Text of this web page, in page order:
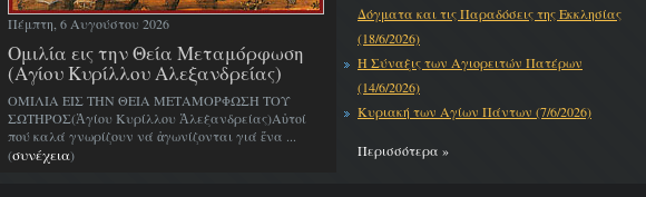
Πέμπτη, 6 Αυγούστου 2026
Ομιλία εις την Θεία Μεταμόρφωση
(Αγίου Κυρίλλου Αλεξανδρείας)
ΟΜΙΛΙΑ ΕΙΣ ΤΗΝ ΘΕΙΑ ΜΕΤΑΜΟΡΦΩΣΗ ΤΟΥ
ΣΩΤΗΡΟΣ(Ἁγίου Κυρίλλου Ἀλεξανδρείας)Αὐτοί
πού καλά γνωρίζουν νά ἀγωνίζονται γιά ἕνα ...
(συνέχεια)
Δόγματα και τις Παραδόσεις της Εκκλησίας
(18/6/2026)
Η Σύναξις των Αγιορειτών Πατέρων
(14/6/2026)
Κυριακή των Αγίων Πάντων (7/6/2026)
Περισσότερα »